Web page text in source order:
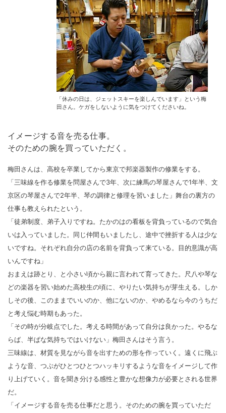
「休みの日は、ジェットスキーを楽しんでいます」という梅
田さん。ケガをしないように気をつけてくださいね。
イメージする音を売る仕事。
そのための腕を買っていただく。
梅田さんは、高校を卒業してから東京で邦楽器製作の修業をする。
「三味線を作る修業を問屋さんで3年、次に練馬の琴屋さんで1年半、文
京区の琴屋さんで2年半、琴の調律と修理を習いました」舞台の裏方の
仕事も教えられたという。
「徒弟制度、弟子入りですね。たかのはの看板を背負っているので気合
いは入っていました。同じ仲間もいましたし、途中で挫折する人は少な
いですね。それぞれ自分の店の名前を背負って来ている。目的意識が高
いんですね」
おまえは跡とり、と小さい頃から親に言われて育ってきた。尺八や琴な
どの楽器を習い始めた高校生の頃に、やりたい気持ちが芽生える。しか
しその後、このままでいいのか、他にないのか、やめるなら今のうちだ
と考え悩む時期もあった。
「その時が分岐点でした。考える時間があって自分は良かった。やるな
らば、半ぱな気持ちではいけない」梅田さんはそう言う。
三味線は、材質を見ながら音を出すための形を作っていく。遠くに飛ぶ
ような音、つぶがひとつひとつハッキリするような音をイメージして作
り上げていく。音を聞き分ける感性と豊かな想像力が必要とされる世界
だ。
「イメージする音を売る仕事だと思う。そのための腕を買っていただ